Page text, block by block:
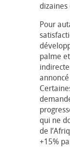
dizaines
Pour
palme
qui ne
de
+15%